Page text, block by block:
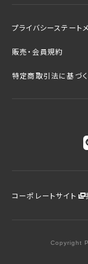
プライバシーステート
販売・会員規約
特定商取引法に基づ
コーポレートサイト
Copyright